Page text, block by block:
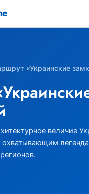
«Украинские
величие